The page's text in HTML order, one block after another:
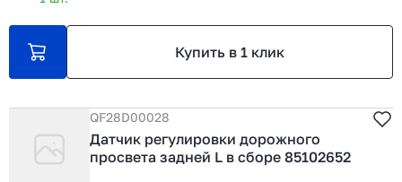
Купить в 1 клик
QF28D00028
Датчик регулировки дорожного
просвета задней L в сборе 85102652